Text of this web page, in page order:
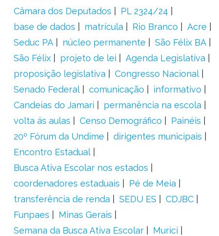
Câmara dos Deputados
PL 2324/24
base de dados
matrícula Rio Branco
Acre
Seduc PA
núcleo permanente
São Félix BA
São Félix
projeto de lei
Agenda Legislativa
proposição legislativa
Congresso Nacional
Senado Federal
comunicação
informativo
Candeias do Jamari
permanência na escola
volta ás aulas
Censo Demográfico
Painéis
20º Fórum da Undime
dirigentes municipais
Encontro Estadual
Busca Ativa Escolar nos estados
coordenadores estaduais
Pé de Meia
transferência de renda
SEDU ES
CDJBC
Funpaes
Minas Gerais
Semana da Busca Ativa Escolar
Murici